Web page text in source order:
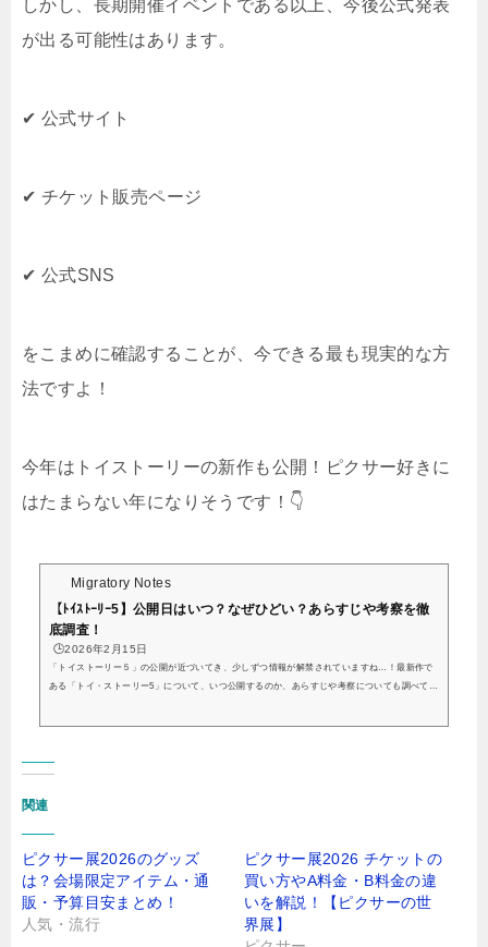
しかし、長期開催イベントである以上、今後公式発表
が出る可能性はあります。
✔ 公式サイト
✔ チケット販売ページ
✔ 公式SNS
をこまめに確認することが、今できる最も現実的な方
法ですよ！
今年はトイストーリーの新作も公開！ピクサー好きに
はたまらない年になりそうです！👇
Migratory Notes
【ﾄｲｽﾄｰﾘｰ5】公開日はいつ？なぜひどい？あらすじや考察を徹
底調査！
🕒️2026年2月15日
「トイストーリー５」の公開が近づいてき、少しずつ情報が解禁されていますね…！最新作で
ある「トイ・ストーリー5」について、いつ公開するのか、あらすじや考察についても調べてみ
お久しぶりです。いかがお過ごしでしょうかトイ・ストーリー5の予告が出たら...
関連
ピクサー展2026のグッズ
は？会場限定アイテム・通
販・予算目安まとめ！
人気・流行
ピクサー展2026 チケットの
買い方やA料金・B料金の違
いを解説！【ピクサーの世
界展】